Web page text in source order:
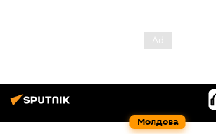
Молдова